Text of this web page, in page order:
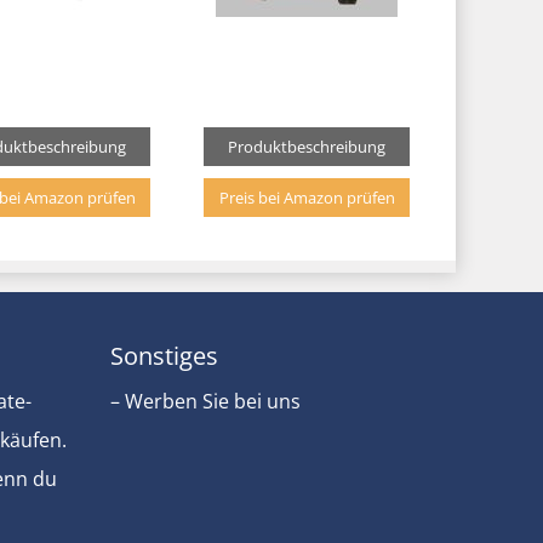
Amazon prüfen
Produktbeschreibung
Preis bei Amazon prüfen
du
Sonstiges
– Werben Sie bei uns